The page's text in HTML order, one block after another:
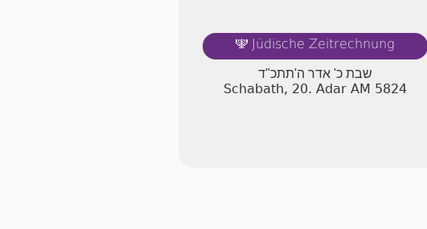
🕎 Jüdische Zeitrechnung
שבת כ' אדר ה'תתכ"ד
Schabath, 20. Adar AM 5824